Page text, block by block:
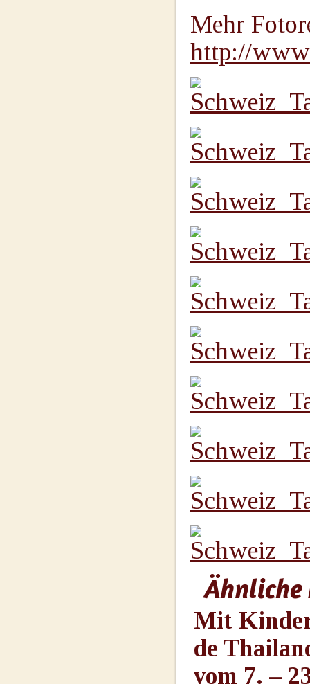
Mehr
http://
Mit
de
vom 7. –